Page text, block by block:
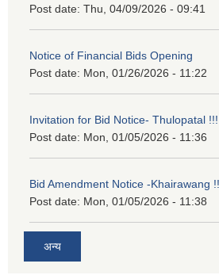
Post date: Thu, 04/09/2026 - 09:41
Notice of Financial Bids Opening
Post date: Mon, 01/26/2026 - 11:22
Invitation for Bid Notice- Thulopatal !!!
Post date: Mon, 01/05/2026 - 11:36
Bid Amendment Notice -Khairawang !!
Post date: Mon, 01/05/2026 - 11:38
अन्य